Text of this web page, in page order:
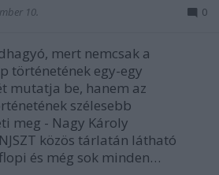
10. 0
mert nemcsak a
történetének egy-egy
mutatja be, hanem az
szélesebb
meg - Nagy Károly
közös tárlatán látható
és még sok minden…